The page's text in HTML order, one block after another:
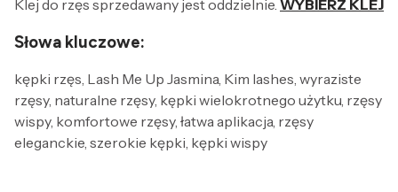
Klej do rzęs sprzedawany jest oddzielnie. WYBIERZ KLEJ
Słowa kluczowe:
kępki rzęs, Lash Me Up Jasmina, Kim lashes, wyraziste
rzęsy, naturalne rzęsy, kępki wielokrotnego użytku, rzęsy
wispy, komfortowe rzęsy, łatwa aplikacja, rzęsy
eleganckie, szerokie kępki, kępki wispy